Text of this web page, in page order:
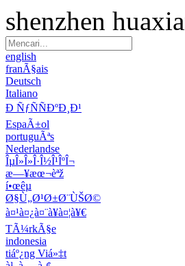
shenzhen
english
franÃ§ais
Deutsch
Italiano
Ð ÑƒÑÑÐºÐ¸Ð¹
EspaÃ±ol
portuguÃªs
Nederlandse
ÎµÎ»Î»Î·Î½Î¹ÎºÎ¬
æ—¥æœ¬èªž
í•œêµ­
Ø§Ù„Ø¹Ø±Ø¨ÙŠØ©
à¤¹à¤¿à¤¨à¥à¤¦à¥€
TÃ¼rkÃ§e
indonesia
tiáº¿ng Viá»‡t